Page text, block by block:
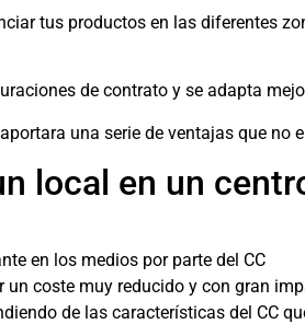
tus productos en las diferentes
de contrato y se adapta
una serie de ventajas que no
local en un
en los medios por parte del CC
un coste muy reducido y con gran
de las características del CC